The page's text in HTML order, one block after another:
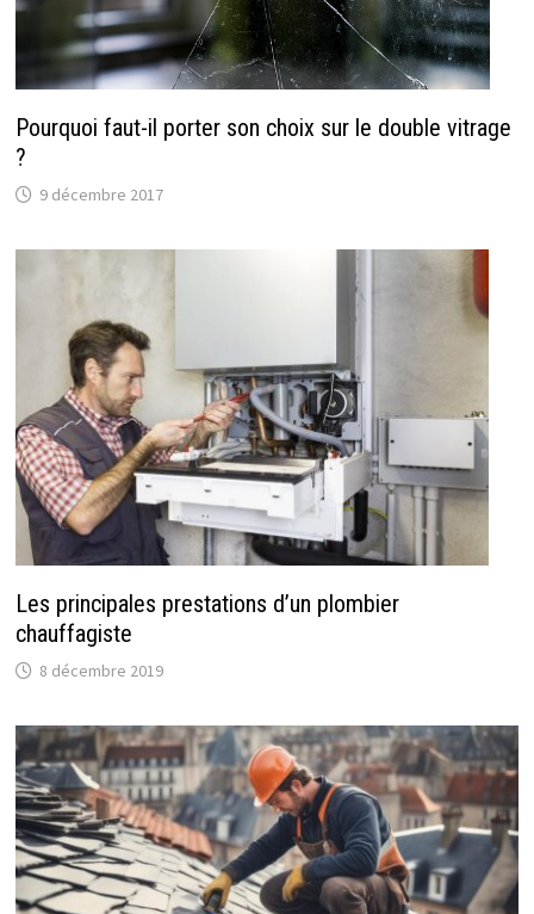
Pourquoi faut-il porter son choix sur le double vitrage
?
9 décembre 2017
Les principales prestations d’un plombier
chauffagiste
8 décembre 2019